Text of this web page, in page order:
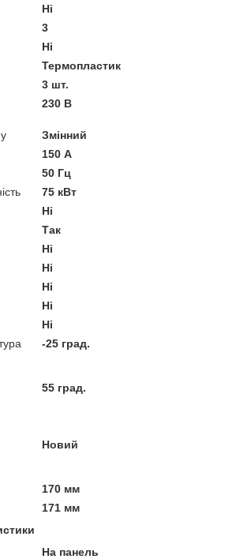
Ні
3
Ні
Термопластик
3 шт.
230 В
Змінний
150 А
50 Гц
75 кВт
Ні
Так
Ні
Ні
Ні
Ні
Ні
-25 град.
55 град.
Новий
170 мм
171 мм
На панель